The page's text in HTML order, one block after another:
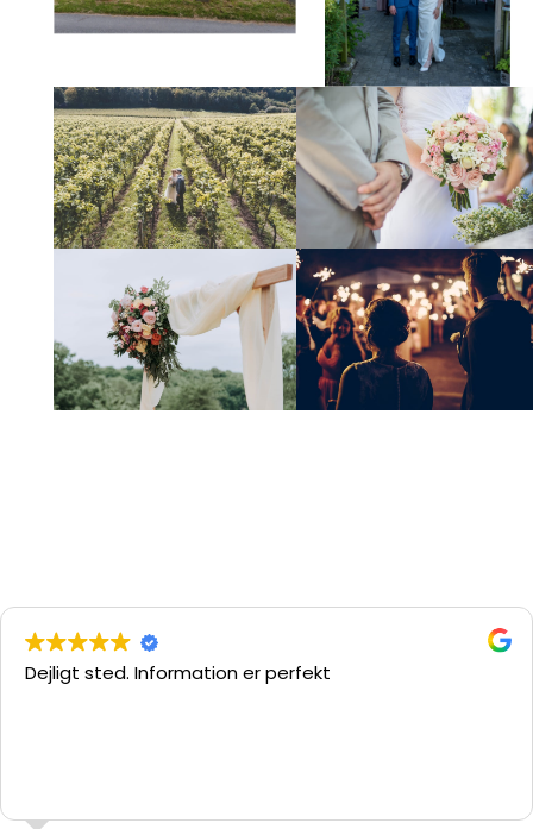
Dejligt sted. Information er perfekt